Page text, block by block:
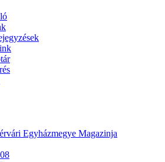
Egyházmegye Magazinja